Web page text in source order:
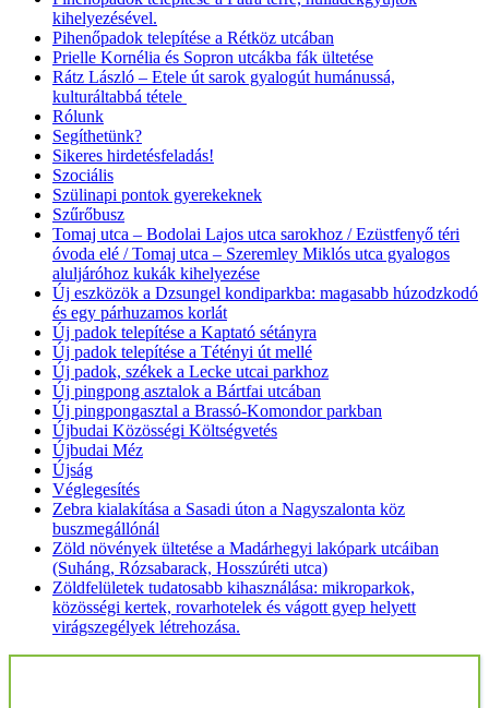
kihelyezésével.
Pihenőpadok telepítése a Rétköz utcában
Prielle Kornélia és Sopron utcákba fák ültetése
Rátz László – Etele út sarok gyalogút humánussá,
kulturáltabbá tétele
Rólunk
Segíthetünk?
Sikeres hirdetésfeladás!
Szociális
Szülinapi pontok gyerekeknek
Szűrőbusz
Tomaj utca – Bodolai Lajos utca sarokhoz / Ezüstfenyő téri
óvoda elé / Tomaj utca – Szeremley Miklós utca gyalogos
aluljáróhoz kukák kihelyezése
Új eszközök a Dzsungel kondiparkba: magasabb húzodzkodó
és egy párhuzamos korlát
Új padok telepítése a Kaptató sétányra
Új padok telepítése a Tétényi út mellé
Új padok, székek a Lecke utcai parkhoz
Új pingpong asztalok a Bártfai utcában
Új pingpongasztal a Brassó-Komondor parkban
Újbudai Közösségi Költségvetés
Újbudai Méz
Újság
Véglegesítés
Zebra kialakítása a Sasadi úton a Nagyszalonta köz
buszmegállónál
Zöld növények ültetése a Madárhegyi lakópark utcáiban
(Suháng, Rózsabarack, Hosszúréti utca)
Zöldfelületek tudatosabb kihasználása: mikroparkok,
közösségi kertek, rovarhotelek és vágott gyep helyett
virágszegélyek létrehozása.